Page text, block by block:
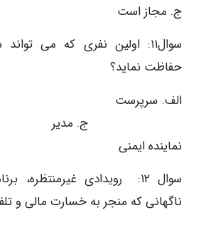
ج. مجاز است د.
سوال۱۱: اولین نفری که می
حفاظت نماید؟
الف. سرپرست ب.
ج.
نماینده ایمنی
سوال ۱۲: رویدادی
ناگهانی که منجر به خسارت مالی و